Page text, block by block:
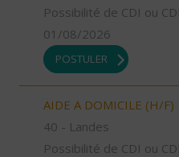
Possibilité de CDI ou
01/08/2026
POSTULER
AIDE A DOMICILE (H/F)
40 - Landes
Possibilité de CDI ou